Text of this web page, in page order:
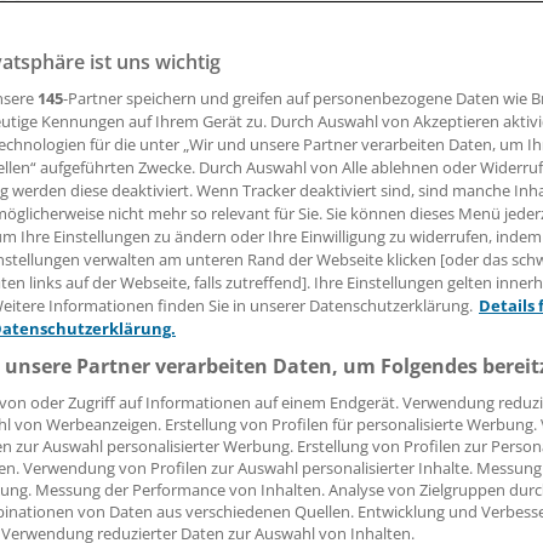
12:02 Uhr
55 Prozent der Deutschen können sich vorstellen, sich im
zu lassen. Zu diesem Ergebnis kommt der IUBH
Befragung des Marktforschungsinstituts
Hochschule Bad Honnef / Bonn. Der Trend zeigt nach
zum Medizintourismus aus dem Jahr 2012 lag die
noch drei Prozentpunkte niedriger. Hauptgrund
sind die günstigeren Kosten (53 Prozent). Über
als Grund an, dass sich durch eine Auslandsreise
Behandlungen verkürzen lassen.(maw)
ist uns wichtig
145-Partner speichern und greifen auf personenbezogene Daten wie
Kennungen auf Ihrem Gerät zu. Durch Auswahl von Akzeptieren
für die unter „Wir und unsere Partner verarbeiten Daten, um
aufgeführten Zwecke. Durch Auswahl von Alle ablehnen oder
werden diese deaktiviert. Wenn Tracker deaktiviert sind, sind manche
nicht mehr so relevant für Sie. Sie können dieses Menü
Ihre Einstellungen zu ändern oder Ihre Einwilligung zu widerrufen, indem
verwalten am unteren Rand der Webseite klicken [oder das
links auf der Webseite, falls zutreffend]. Ihre Einstellungen gelten
Informationen finden Sie in unserer Datenschutzerklärung. Details
Partner verarbeiten Daten, um Folgendes
oder Zugriff auf Informationen auf einem Endgerät. Verwendung
von Werbeanzeigen. Erstellung von Profilen für personalisierte
zur Auswahl personalisierter Werbung. Erstellung von Profilen zur
Verwendung von Profilen zur Auswahl personalisierter Inhalte.
Messung der Performance von Inhalten. Analyse von Zielgruppen
von Daten aus verschiedenen Quellen. Entwicklung und
reduzierter Daten zur Auswahl von Inhalten.